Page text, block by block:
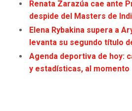
Renata Zarazúa cae ante
despide del Masters de
Elena Rybakina supera a
levanta su segundo título
Agenda deportiva de hoy:
y estadísticas, al momento